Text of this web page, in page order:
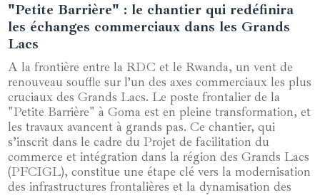
15 octobre 2024
"Petite Barrière" : le chantier qui redéfinira
les échanges commerciaux dans les Grands
Lacs
A la frontière entre la RDC et le Rwanda, un vent de
renouveau souffle sur l’un des axes commerciaux les plus
cruciaux des Grands Lacs. Le poste frontalier de la
"Petite Barrière" à Goma est en pleine transformation, et
les travaux avancent à grands pas. Ce chantier, qui
s’inscrit dans le cadre du Projet de facilitation du
commerce et intégration dans la région des Grands Lacs
(PFCIGL), constitue une étape clé vers la modernisation
des infrastructures frontalières et la dynamisation des